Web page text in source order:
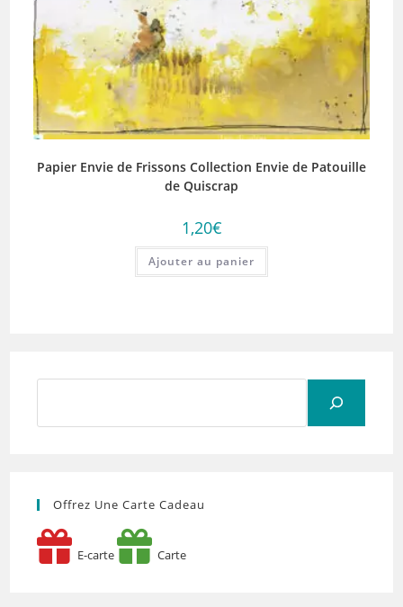
Papier Envie de Frissons Collection Envie de Patouille
de Quiscrap
1,20€
Ajouter au panier
Offrez Une Carte Cadeau
E-carte Carte